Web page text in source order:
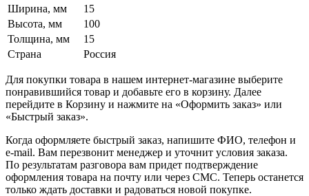
Ширина, мм
15
Высота, мм
100
Толщина, мм
15
Страна
Россия
Для покупки товара в нашем интернет-магазине выберите
понравившийся товар и добавьте его в корзину. Далее
перейдите в Корзину и нажмите на «Оформить заказ» или
«Быстрый заказ».
Когда оформляете быстрый заказ, напишите ФИО, телефон и
e-mail. Вам перезвонит менеджер и уточнит условия заказа.
По результатам разговора вам придет подтверждение
оформления товара на почту или через СМС. Теперь останется
только ждать доставки и радоваться новой покупке.